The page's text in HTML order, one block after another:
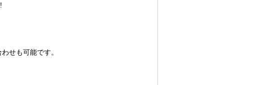
せも可能です。